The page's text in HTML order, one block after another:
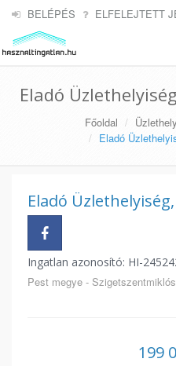
BELÉPÉS ELFELEJTETT
Eladó
Főoldal
Eladó
Eladó
Ingatlan azonosító: HI-
Pest megye -
199